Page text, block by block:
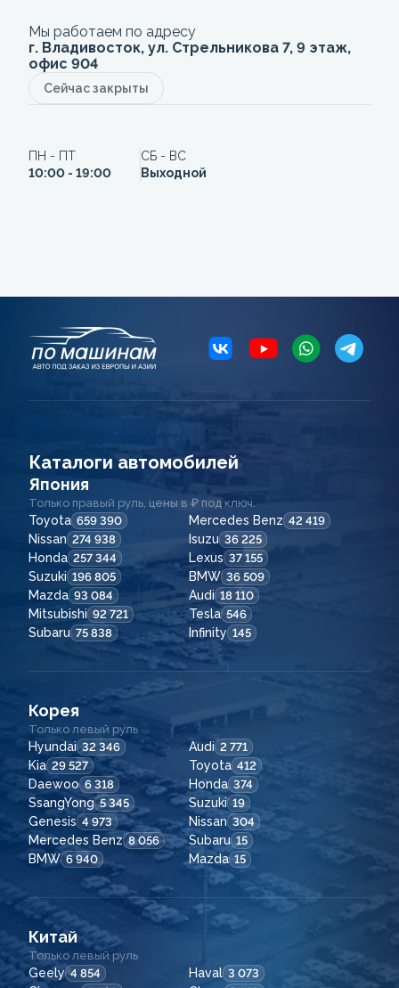
Мы работаем по адресу
г. Владивосток, ул. Стрельникова 7, 9 этаж,
офис 904
Сейчас закрыты
ПН - ПТ
10:00 - 19:00
СБ - ВС
Выходной
Каталоги автомобилей
Япония
Только правый руль, цены в ₽ под ключ.
Toyota 659 390 Mercedes Benz 42 419
Nissan 274 938 Isuzu 36 225
Honda 257 344 Lexus 37 155
Suzuki 196 805 BMW 36 509
Mazda 93 084 Audi 18 110
Mitsubishi 92 721 Tesla 546
Subaru 75 838 Infinity 145
Корея
Только левый руль
Hyundai 32 346 Audi 2 771
Kia 29 527 Toyota 412
Daewoo 6 318 Honda 374
SsangYong 5 345 Suzuki 19
Genesis 4 973 Nissan 304
Mercedes Benz 8 056 Subaru 15
BMW 6 940 Mazda 15
Китай
Только левый руль
Geely 4 854 Haval 3 073